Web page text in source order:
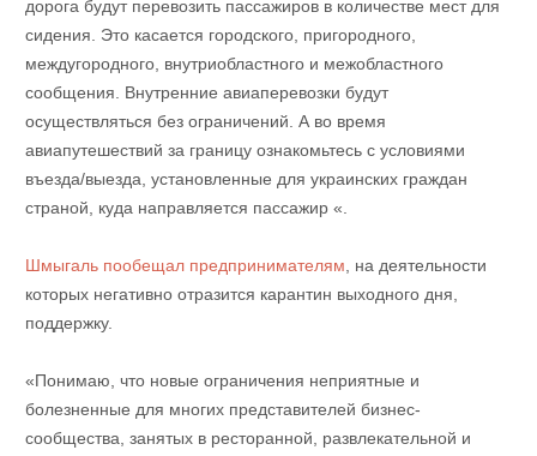
дорога будут перевозить пассажиров в количестве мест для
сидения. Это касается городского, пригородного,
междугородного, внутриобластного и межобластного
сообщения. Внутренние авиаперевозки будут
осуществляться без ограничений. А во время
авиапутешествий за границу ознакомьтесь с условиями
въезда/выезда, установленные для украинских граждан
страной, куда направляется пассажир «.
Шмыгаль пообещал предпринимателям, на деятельности
которых негативно отразится карантин выходного дня,
поддержку.
«Понимаю, что новые ограничения неприятные и
болезненные для многих представителей бизнес-
сообщества, занятых в ресторанной, развлекательной и